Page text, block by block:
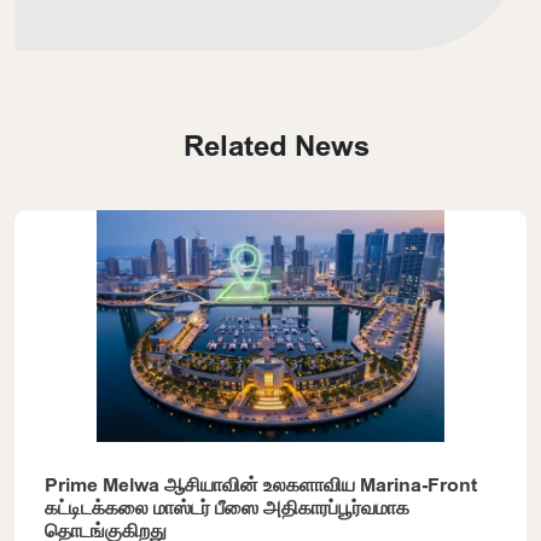
Related News
Prime Melwa ஆசியாவின் உலகளாவிய Marina-Front
கட்டிடக்கலை மாஸ்டர் பீஸை அதிகாரப்பூர்வமாக
தொடங்குகிறது